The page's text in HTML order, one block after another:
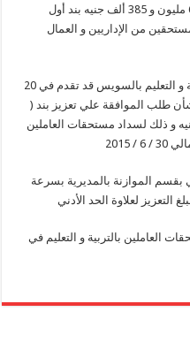
وزارة المالية وافقت علي تخصيص مبلغ 6 مليون و 385 ألف جنيه بند أول
من الإداريين و العمال
وكان عبد الحافظ وحيد وكيل وزارة التربية و التعليم بالسويس قد تقدم في 20
شأن طلب الموافقة علي تعزيز بند (
الحد الأدني بمبلغ 6385000 جنيه و ذلك لسداد مستحقات العاملين
2015
الموازنة بالمديرية بسرعة
التعزيز لعلاوة الحد الأدني
العاملين بالتربية و التعليم في